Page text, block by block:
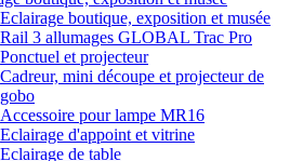
Eclairage boutique, exposition et musée
Rail 3 allumages GLOBAL Trac Pro
Ponctuel et projecteur
Cadreur, mini découpe et projecteur de
gobo
Accessoire pour lampe MR16
Eclairage d'appoint et vitrine
Eclairage de table